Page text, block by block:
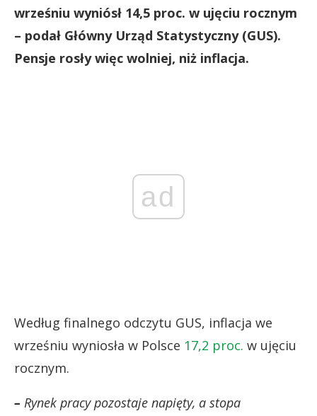
wrześniu wyniósł 14,5 proc. w ujęciu rocznym
– podał Główny Urząd Statystyczny (GUS).
Pensje rosły więc wolniej, niż inflacja.
ad
Według finalnego odczytu GUS, inflacja we
wrześniu wyniosła w Polsce 17,2 proc. w ujęciu
rocznym.
– Rynek pracy pozostaje napięty, a stopa